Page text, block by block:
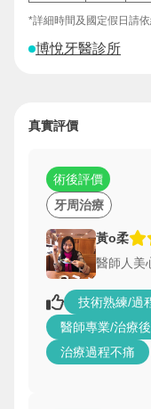
*詳細時間及國定假日請
博悅牙醫診所
真實評價
牙周治療
術後評價
黃o柔
醫師人美
技術熟練/過
醫師專業/治療
治療過程不痛